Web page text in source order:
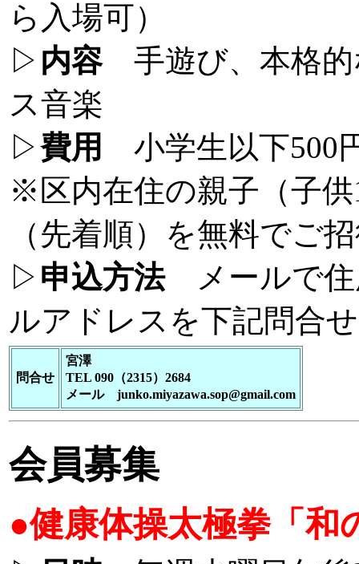
ら入場可）
▷ 内容手遊び、本格的
ス音楽
▷費用
小学生以下500
※区内在住の親子（子
（先着順）を無料でご
▷ 申込方法メールで住
ルアドレスを下記問合
問合せ
宮澤
TEL 090（2315）2684
メール junko.miyazawa.sop@gmail.com
会員募集
●健康体操太極拳「和